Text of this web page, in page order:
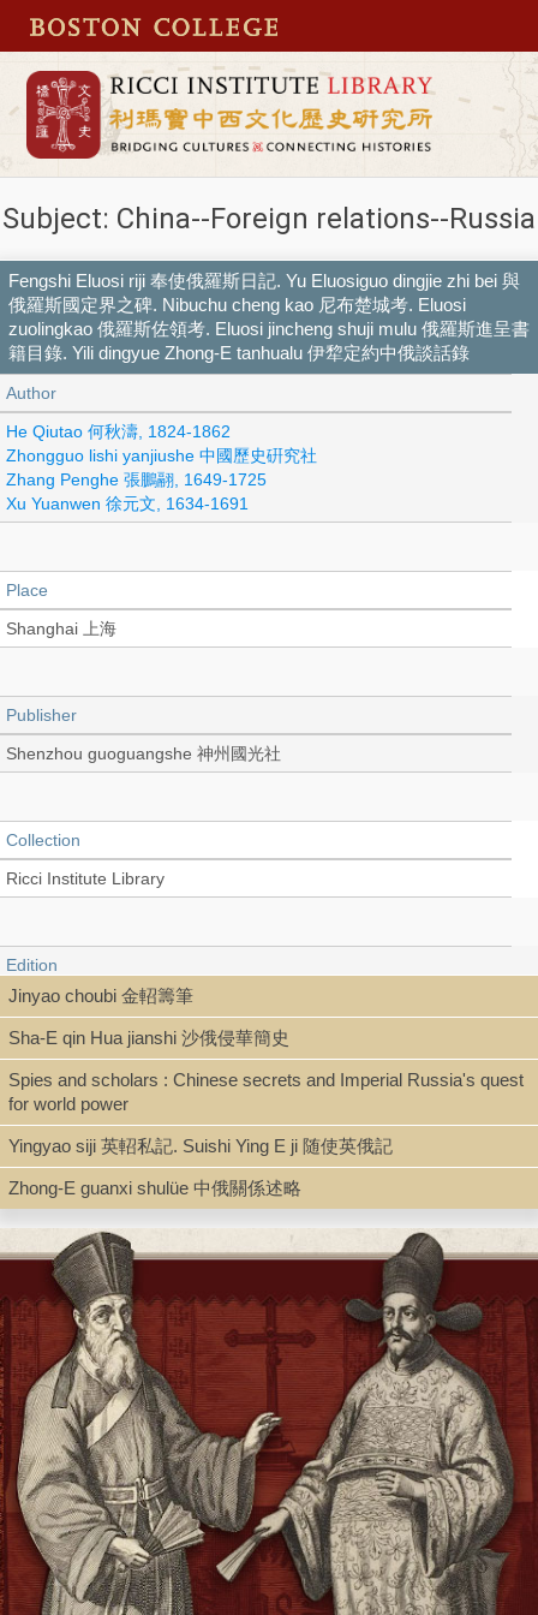
Subject: China--Foreign relations--Russia
Fengshi Eluosi riji 奉使俄羅斯日記. Yu Eluosiguo dingjie zhi bei 與
俄羅斯國定界之碑. Nibuchu cheng kao 尼布楚城考. Eluosi
zuolingkao 俄羅斯佐領考. Eluosi jincheng shuji mulu 俄羅斯進呈書
籍目錄. Yili dingyue Zhong-E tanhualu 伊犂定約中俄談話錄
Author
He Qiutao 何秋濤, 1824-1862
Zhongguo lishi yanjiushe 中國歷史硏究社
Zhang Penghe 張鵬翮, 1649-1725
Xu Yuanwen 徐元文, 1634-1691
Place
Shanghai 上海
Publisher
Shenzhou guoguangshe 神州國光社
Collection
Ricci Institute Library
Edition
再版
Language
Chinese 中文[繁體]
Type
Book
Series
Zhongguo neiluan waihuo lishi congshu 中國內亂外禍歷史叢書 ;
27
Shelf
Rare Book Stacks
Jinyao choubi 金軺籌筆
Sha-E qin Hua jianshi 沙俄侵華簡史
Spies and scholars : Chinese secrets and Imperial Russia's quest
for world power
Yingyao siji 英軺私記. Suishi Ying E ji 随使英俄記
Zhong-E guanxi shulüe 中俄關係述略